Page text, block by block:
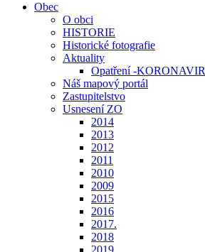
Obec
O obci
HISTORIE
Historické fotografie
Aktuality
Opatření -KORONAVIR
Náš mapový portál
Zastupitelstvo
Usnesení ZO
2014
2013
2012
2011
2010
2009
2015
2016
2017.
2018
2019